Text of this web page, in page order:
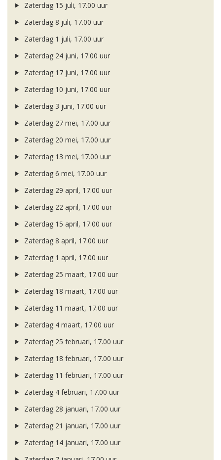
Zaterdag 15 juli, 17.00 uur
Zaterdag 8 juli, 17.00 uur
Zaterdag 1 juli, 17.00 uur
Zaterdag 24 juni, 17.00 uur
Zaterdag 17 juni, 17.00 uur
Zaterdag 10 juni, 17.00 uur
Zaterdag 3 juni, 17.00 uur
Zaterdag 27 mei, 17.00 uur
Zaterdag 20 mei, 17.00 uur
Zaterdag 13 mei, 17.00 uur
Zaterdag 6 mei, 17.00 uur
Zaterdag 29 april, 17.00 uur
Zaterdag 22 april, 17.00 uur
Zaterdag 15 april, 17.00 uur
Zaterdag 8 april, 17.00 uur
Zaterdag 1 april, 17.00 uur
Zaterdag 25 maart, 17.00 uur
Zaterdag 18 maart, 17.00 uur
Zaterdag 11 maart, 17.00 uur
Zaterdag 4 maart, 17.00 uur
Zaterdag 25 februari, 17.00 uur
Zaterdag 18 februari, 17.00 uur
Zaterdag 11 februari, 17.00 uur
Zaterdag 4 februari, 17.00 uur
Zaterdag 28 januari, 17.00 uur
Zaterdag 21 januari, 17.00 uur
Zaterdag 14 januari, 17.00 uur